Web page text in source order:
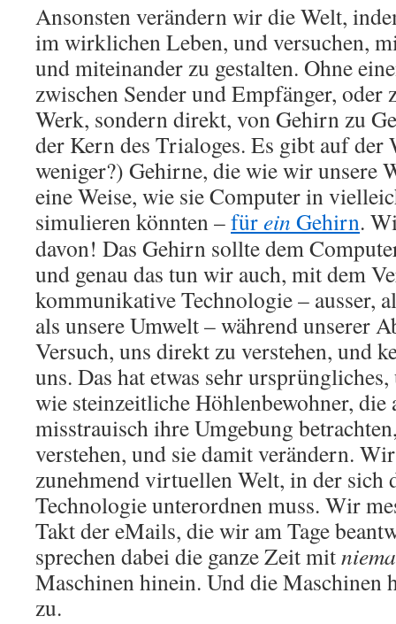
Ansonsten verändern wir die Welt,
im wirklichen Leben, und versuchen,
und miteinander zu gestalten. Ohne
zwischen Sender und Empfänger, oder
Werk, sondern direkt, von Gehirn zu
der Kern des Trialoges. Es gibt auf der
weniger?) Gehirne, die wie wir unsere
eine Weise, wie sie Computer in
simulieren könnten –fürein Gehirn.
davon! Das Gehirn sollte dem
und genau das tun wir auch, mit dem
kommunikative Technologie – ausser,
als unsere Umwelt – während unserer
Versuch, uns direkt zu verstehen, und
uns. Das hat etwas sehr
wie steinzeitliche Höhlenbewohner, die
misstrauisch ihre Umgebung
verstehen, und sie damit verändern.
zunehmend virtuellen Welt, in der sich
Technologie unterordnen muss. Wir
Takt der eMails, die wir am Tage
sprechen dabei die ganze Zeit mit
Maschinen hinein. Und die Maschinen
zu.